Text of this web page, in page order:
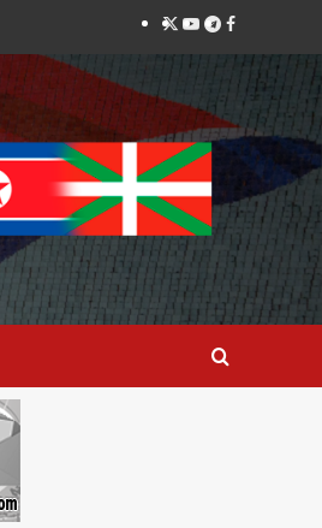
Twitter
YouTube
Telegram
Facebook